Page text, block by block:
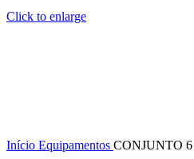
Click to enlarge
Início Equipamentos CONJUNTO 6